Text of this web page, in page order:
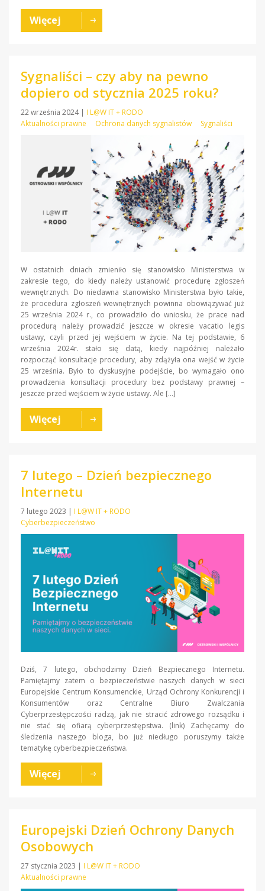
Więcej
Sygnaliści – czy aby na pewno
dopiero od stycznia 2025 roku?
22 września 2024 | I L@W IT + RODO
Aktualności prawne
Ochrona danych sygnalistów Sygnaliści
W ostatnich dniach zmieniło się stanowisko Ministerstwa w
zakresie tego, do kiedy należy ustanowić procedurę zgłoszeń
wewnętrznych. Do niedawna stanowisko Ministerstwa było takie,
że procedura zgłoszeń wewnętrznych powinna obowiązywać już
25 września 2024 r., co prowadziło do wniosku, że prace nad
procedurą należy prowadzić jeszcze w okresie vacatio legis
ustawy, czyli przed jej wejściem w życie. Na tej podstawie, 6
września 2024r. stało się datą, kiedy najpóźniej należało
rozpocząć konsultacje procedury, aby zdążyła ona wejść w życie
25 września. Było to dyskusyjne podejście, bo wymagało ono
prowadzenia konsultacji procedury bez podstawy prawnej –
jeszcze przed wejściem w życie ustawy. Ale […]
Więcej
7 lutego – Dzień bezpiecznego
Internetu
7 lutego 2023
I L@W IT + RODO
Cyberbezpieczeństwo
Dziś, 7 lutego, obchodzimy Dzień Bezpiecznego Internetu.
Pamiętajmy zatem o bezpieczeństwie naszych danych w sieci
Europejskie Centrum Konsumenckie, Urząd Ochrony Konkurencji i
Konsumentów oraz Centralne Biuro Zwalczania
Cyberprzestępczości radzą, jak nie stracić zdrowego rozsądku i
nie stać się ofiarą cyberprzestępstwa. (link) Zachęcamy do
śledzenia naszego bloga, bo już niedługo poruszymy także
tematykę cyberbezpieczeństwa.
Więcej
Europejski Dzień Ochrony Danych
Osobowych
27 stycznia 2023 | I L@W IT + RODO
Aktualności prawne